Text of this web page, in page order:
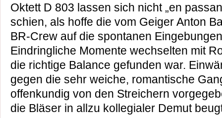
Oktett D 803 lassen sich nicht „en
schien, als hoffe die vom Geiger Anton
BR-Crew auf die spontanen
Eindringliche Momente wechselten mit
die richtige Balance gefunden war.
gegen die sehr weiche, romantische
offenkundig von den Streichern
die Bläser in allzu kollegialer Demut